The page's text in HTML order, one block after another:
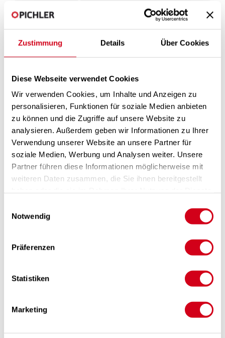
Zustimmung Details Über Cookies
Diese Webseite verwendet Cookies
Wir verwenden Cookies, um Inhalte und Anzeigen zu
personalisieren, Funktionen für soziale Medien anbieten
zu können und die Zugriffe auf unsere Website zu
analysieren. Außerdem geben wir Informationen zu Ihrer
Verwendung unserer Website an unsere Partner für
soziale Medien, Werbung und Analysen weiter. Unsere
Partner führen diese Informationen möglicherweise mit
weiteren Daten zusammen, die Sie ihnen bereitgestellt
Notwendig
Präferenzen
Statistiken
Marketing
Produkte & Lösungen
Bitte wählen Sie für ihr Lüftungsgerät die alte Filterklasse (lt. EN
779) aus oder direkt einen alten Filter (lt. EN 779), damit Sie die
entsprechende neue Filterklasse (lt. ISO 16890) erhalten.
Pichler-Leitfaden_ISO 16890.pdf (449,3 kB)
Filter lt. EN 779
Lüftungsgerät
filter@pichlerluft.at